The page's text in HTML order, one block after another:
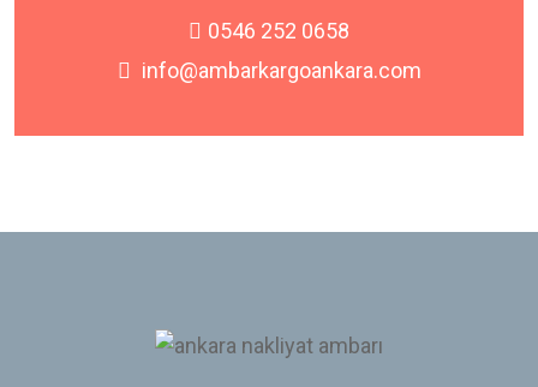
0546 252 0658
info@ambarkargoankara.com